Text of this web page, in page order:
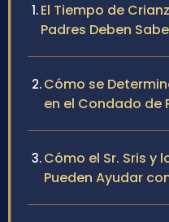
El Tiempo de
Padres Deben
Cómo se
en el Condado de
Cómo el Sr. Sris y
Pueden Ayudar